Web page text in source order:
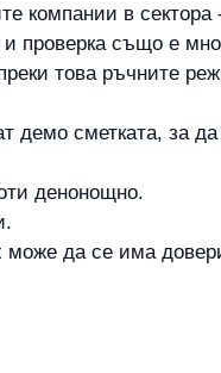
компании в сектора
проверка също е
това ръчните
демо сметката, за
денонощно.
може да се има